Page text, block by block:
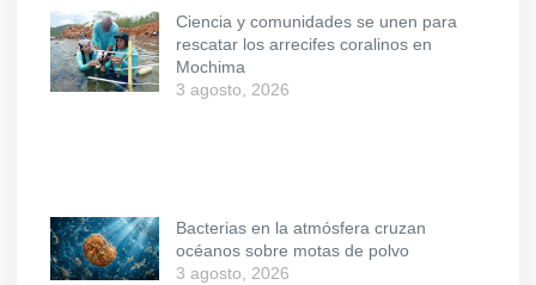
Ciencia y comunidades se unen para
rescatar los arrecifes coralinos en
Mochima
3 agosto, 2026
Bacterias en la atmósfera cruzan
océanos sobre motas de polvo
3 agosto, 2026